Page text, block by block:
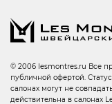
© 2006 lesmontres.ru Все
публичной офертой.
салонах могут не
действительна в салонах